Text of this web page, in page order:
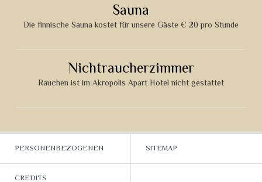
Sauna
Die finnische Sauna kostet für unsere Gäste € 20 pro Stunde
Nichtraucherzimmer
Rauchen ist im Akropolis Apart Hotel nicht gestattet
PERSONENBEZOGENEN
DATEN
SITEMAP
CREDITS